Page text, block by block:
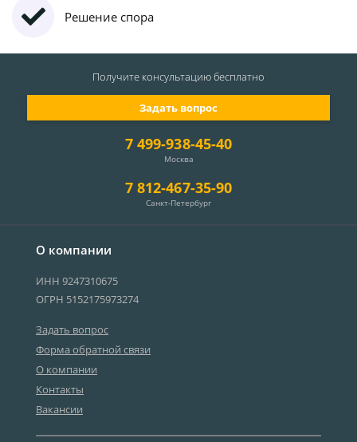
Решение спора
О компании
ИНН 9247310675
ОГРН 5152175973274
Задать вопрос
Форма обратной связи
О компании
Контакты
Вакансии
7 499-938-45-40
Москва
7 812-467-35-90
Санкт-Петербург
Задать вопрос
Получите консультациюбесплатно